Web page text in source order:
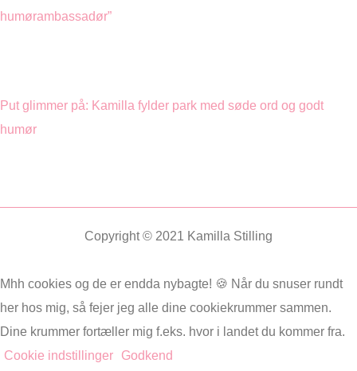
humørambassadør”
Put glimmer på: Kamilla fylder park med søde ord og godt
humør
Copyright © 2021 Kamilla Stilling
Mhh cookies og de er endda nybagte! 🍪 Når du snuser rundt
her hos mig, så fejer jeg alle dine cookiekrummer sammen.
Dine krummer fortæller mig f.eks. hvor i landet du kommer fra.
Cookie indstillinger
Godkend